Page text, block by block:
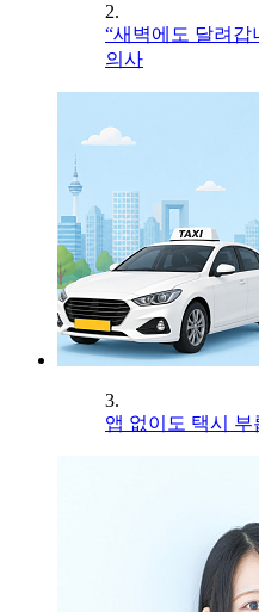
2.
“새벽에도 달려갑
의사
3.
앱 없이도 택시 부